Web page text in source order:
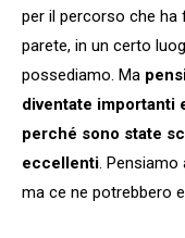
per il percorso che ha
parete, in un certo
possediamo. Ma
diventate importanti
perché sono state
eccellenti .
ma ce ne potrebbero